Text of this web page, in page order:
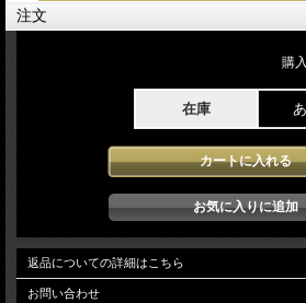
Lineup:
JapanでのステージをPro収録したBlu-rayと音源の
算4度目となる日本公演となり初の東京ドームでの
ツアーとなり世界的ネームとしてのライブはまさに
との出来ないsoundに会場に詰め掛けたオーディン
曲も歴代ヒット曲のオンパレードで最高に楽しめる
注文
購
在庫
返品についての詳細はこちら
お問い合わせ